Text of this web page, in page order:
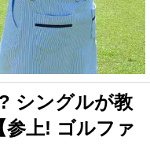
シングルが教
参上! ゴルファ